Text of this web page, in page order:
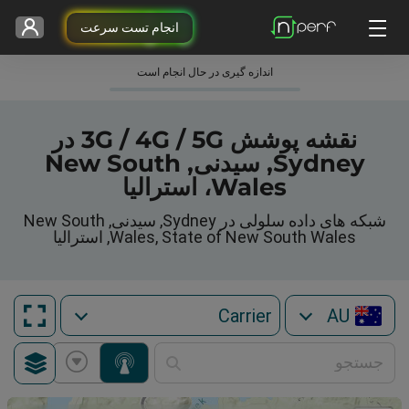
انجام تست سرعت
اندازه گیری در حال انجام است
نقشه پوشش 3G / 4G / 5G در
Sydney, سیدنی, New South
Wales، استرالیا
شبکه های داده سلولی در Sydney, سیدنی, New South
Wales, State of New South Wales, استرالیا
AU